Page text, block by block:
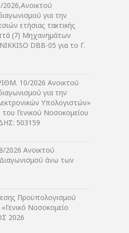
για την
ετήσιας τακτικής
(7) Μηχανημάτων
DBB-05 για το Γ.
10/2026 Ανοικτού
για την
Υπολογιστών»
του Γενικού Νοσοκομείου
503159
2026 Ανοικτού
άνω των
Προϋπολογισμού
Νοσοκομείο
2026